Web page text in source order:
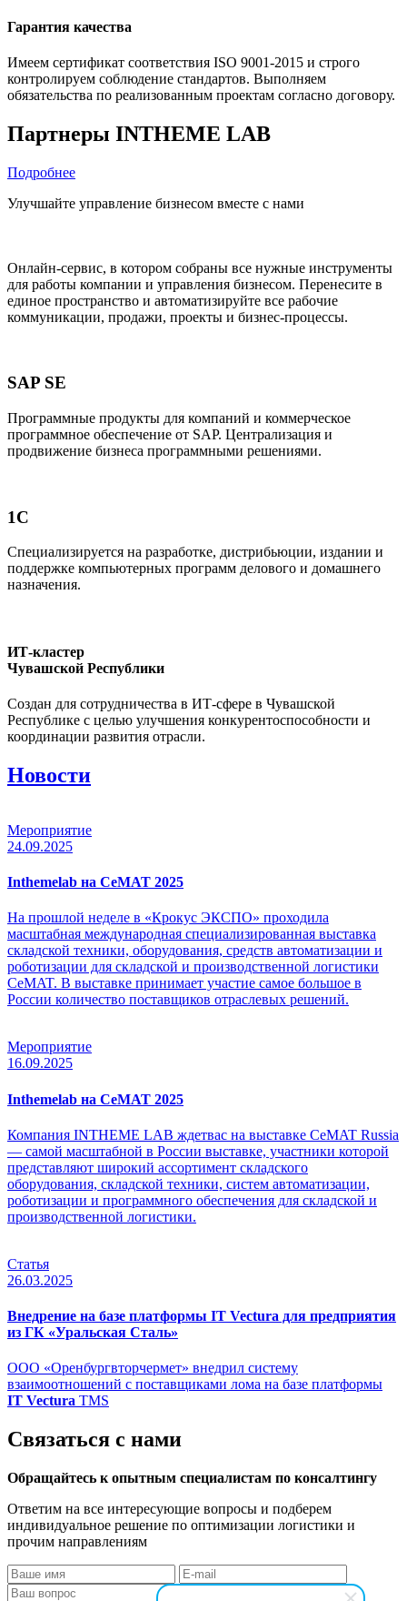
Гарантия качества
Имеем сертификат соответствия ISO 9001-2015 и строго
контролируем соблюдение стандартов. Выполняем
обязательства по реализованным проектам согласно договору.
Партнеры INTHEME LAB
Подробнее
Улучшайте управление бизнесом вместе с нами
Онлайн-сервис, в котором собраны все нужные инструменты
для работы компании и управления бизнесом. Перенесите в
единое пространство и автоматизируйте все рабочие
коммуникации, продажи, проекты и бизнес-процессы.
SAP SE
Программные продукты для компаний и коммерческое
программное обеспечение от SAP. Централизация и
продвижение бизнеса программными решениями.
1C
Специализируется на разработке, дистрибьюции, издании и
поддержке компьютерных программ делового и домашнего
назначения.
ИТ-кластер
Чувашской Республики
Создан для сотрудничества в ИТ-сфере в Чувашской
Республике с целью улучшения конкурентоспособности и
координации развития отрасли.
Новости
Мероприятие
24.09.2025
Inthemelab на CeMAT 2025
На прошлой неделе в «Крокус ЭКСПО» проходила
масштабная международная специализированная выставка
складской техники, оборудования, средств автоматизации и
роботизации для складской и производственной логистики
CeMAT. В выставке принимает участие самое большое в
России количество поставщиков отраслевых решений.
Мероприятие
16.09.2025
Inthemelab на CeMAT 2025
Компания INTHEME LAB ждетвас на выставке CeMAT Russia
— самой масштабной в России выставке, участники которой
представляют широкий ассортимент складского
оборудования, складской техники, систем автоматизации,
роботизации и программного обеспечения для складской и
производственной логистики.
Статья
26.03.2025
Внедрение на базе платформы IT Vectura для предприятия
из ГК «Уральская Сталь»
ООО «Оренбургвторчермет» внедрил систему
взаимоотношений с поставщиками лома на базе платформы
IT Vectura TMS
Связаться с нами
Обращайтесь к опытным специалистам по консалтингу
Ответим на все интересующие вопросы и подберем
индивидуальное решение по оптимизации логистики и
прочим направлениям